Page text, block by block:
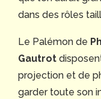
dans des rôles
Le Palémon de
Gautrot
projection et de
garder toute son